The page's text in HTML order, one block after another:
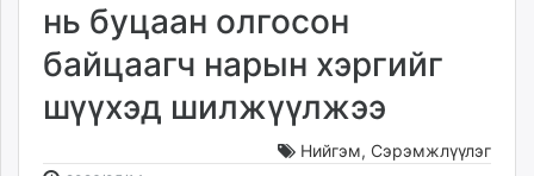
Gogo.mn
news.mn
zindaa.mn
tovch.mn
нь буцаан олгосон
байцаагч нарын хэргийг
шүүхэд шилжүүлжээ
Нийгэм, Сэрэмжлүүлэг